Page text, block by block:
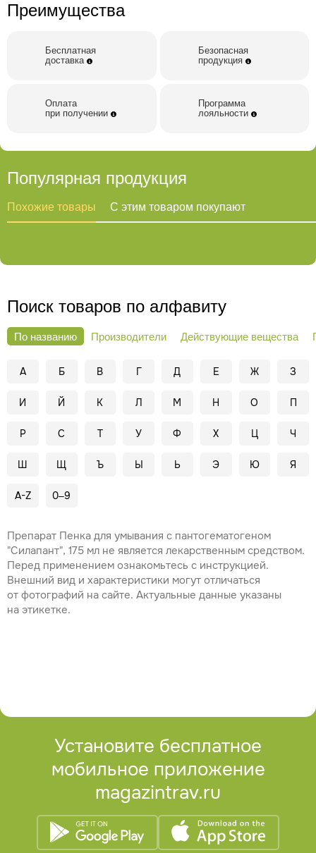
Преимущества
Бесплатная
доставка
Безопасная
продукция
Оплата
при получении
Программа
лояльности
Популярная продукция
Похожие товары С этим товаром покупают
Поиск товаров по алфавиту
По названию Производители Действующие вещества
А Б В Г Д Е Ж З
И Й К Л М Н О П
Р С Т У Ф Х Ц Ч
Ш Щ Ъ Ы Ь Э Ю Я
A-Z 0–9
Препарат Пенка для умывания с пантогематогеном
"Силапант", 175 мл не является лекарственным средством.
Перед применением ознакомьтесь с инструкцией.
Внешний вид и характеристики могут отличаться
от фотографий на сайте. Актуальные данные указаны
на этикетке.
Установите бесплатное
мобильное приложение
magazintrav.ru